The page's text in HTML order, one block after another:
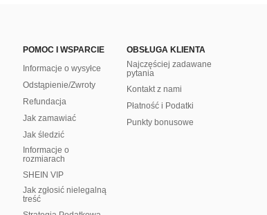
POMOC I WSPARCIE
Informacje o wysyłce
Odstąpienie/Zwroty
Refundacja
Jak zamawiać
Jak śledzić
Informacje o
rozmiarach
SHEIN VIP
Jak zgłosić nielegalną
treść
OBSŁUGA KLIENTA
Najczęściej zadawane
pytania
Kontakt z nami
Płatność i Podatki
Punkty bonusowe